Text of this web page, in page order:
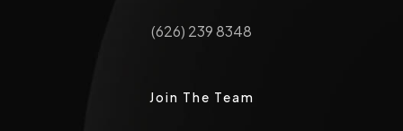
(626) 239 8348
Join The Team